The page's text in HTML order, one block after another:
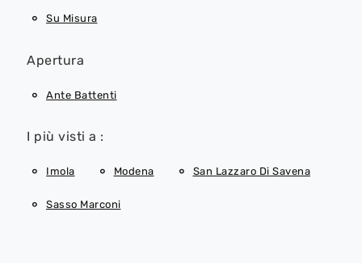
Su Misura
Apertura
Ante Battenti
I più visti a :
Imola Modena San Lazzaro Di Savena
Sasso Marconi